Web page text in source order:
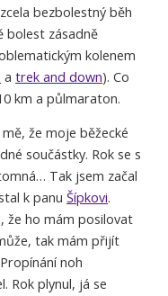
bezbolestný běh
bolest zásadně
kolenem
a trek and down). Co
km a půlmaraton.
že moje běžecké
součástky. Rok se s
Tak jsem začal
k panu Šípkovi.
že ho mám posilovat
tak mám přijít
noh
Rok plynul, já se